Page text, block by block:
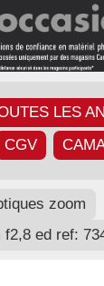
LES
CGV
zoom
ed ref: